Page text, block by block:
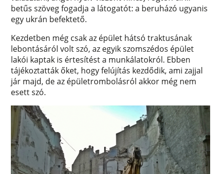
betűs szöveg fogadja a látogatót: a beruházó ugyanis
egy ukrán befektető.
Kezdetben még csak az épület hátsó traktusának
lebontásáról volt szó, az egyik szomszédos épület
lakói kaptak is értesítést a munkálatokról. Ebben
tájékoztatták őket, hogy felújítás kezdődik, ami zajjal
jár majd, de az épületrombolásról akkor még nem
esett szó.